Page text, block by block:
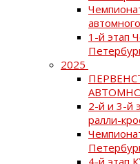
1-й этап
2025
2-й и 3-й
ралли-
4-й этап